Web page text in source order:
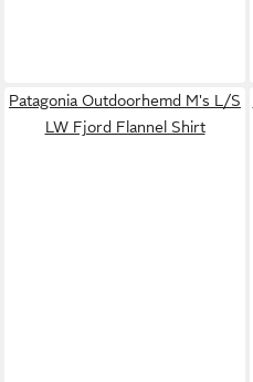
Patagonia Outdoorhemd M's L/S
LW Fjord Flannel Shirt